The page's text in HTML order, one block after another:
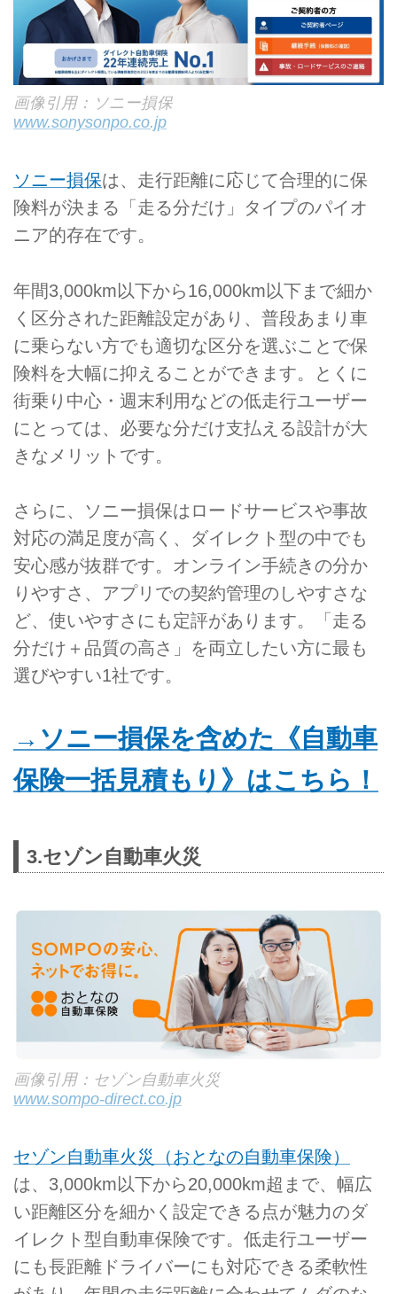
画像引用：ソニー損保
www.sonysonpo.co.jp
ソニー損保は、走行距離に応じて合理的に保
険料が決まる「走る分だけ」タイプのパイオ
ニア的存在です。
年間3,000km以下から16,000km以下まで細か
く区分された距離設定があり、普段あまり車
に乗らない方でも適切な区分を選ぶことで保
険料を大幅に抑えることができます。とくに
街乗り中心・週末利用などの低走行ユーザー
にとっては、必要な分だけ支払える設計が大
きなメリットです。
さらに、ソニー損保はロードサービスや事故
対応の満足度が高く、ダイレクト型の中でも
安心感が抜群です。オンライン手続きの分か
りやすさ、アプリでの契約管理のしやすさな
ど、使いやすさにも定評があります。「走る
分だけ＋品質の高さ」を両立したい方に最も
選びやすい1社です。
→ソニー損保を含めた《自動車
保険一括見積もり》はこちら！
3.セゾン自動車火災
画像引用：セゾン自動車火災
www.sompo-direct.co.jp
セゾン自動車火災（おとなの自動車保険）
は、3,000km以下から20,000km超まで、幅広
い距離区分を細かく設定できる点が魅力のダ
イレクト型自動車保険です。低走行ユーザー
にも長距離ドライバーにも対応できる柔軟性